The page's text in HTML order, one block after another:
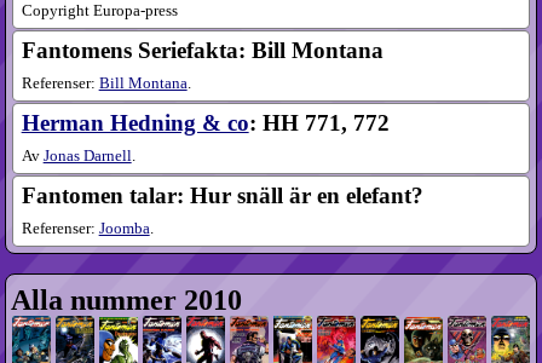
Copyright Europa-press
Fantomens Seriefakta: Bill Montana
Referenser: Bill Montana
Herman Hedning & co: HH 771, 772
Av Jonas Darnell
Fantomen talar: Hur snäll är en elefant?
Referenser: Joomba
Alla nummer 2010